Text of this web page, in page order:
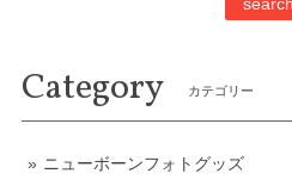
search
Category カテゴリー
ニューボーンフォトグッズ